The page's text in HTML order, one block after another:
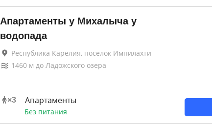
Апартаменты у Михалыча у
водопада
Республика Карелия, поселок Импилахти
1460м до Ладожского озера
×3 Апартаменты
Без питания